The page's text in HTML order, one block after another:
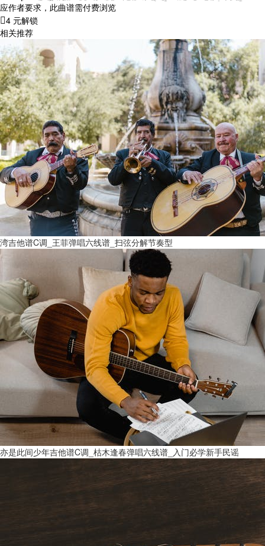
应作者要求，此曲谱需付费浏览
4 元解锁
相关推荐
湾吉他谱C调_王菲弹唱六线谱_扫弦分解节奏型
亦是此间少年吉他谱C调_枯木逢春弹唱六线谱_入门必学新手民谣